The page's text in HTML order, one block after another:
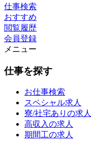
仕事検索
おすすめ
閲覧履歴
会員登録
メニュー
仕事を探す
お仕事検索
スペシャル求人
寮/社宅ありの求人
高収入の求人
期間工の求人